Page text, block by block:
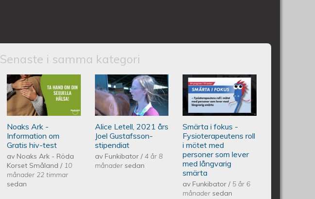
Senaste i samma kategori
Noaks Ark - Information på 6 språk
Noaks Ark -
Information om
Gratis hiv-test
av Noaks Ark - Röda
Korset Småland/ 10
månader 22 timmar
sedan
Alice Letell är årets Joel
Gustafsson-stipendiat
Alice Letell, 2021 års
Joel Gustafsson-
stipendiat
av Funkibator / 4 år 8
månadersedan
Smärta i fokus -
Fysioterapeutens
roll i mötet med
personer som
lever med
Smärta i fokus -
Fysioterapeutens roll
i mötet med
personer som lever
med långvarig
smärta
av Funkibator/ 5 år 6
månader sedan